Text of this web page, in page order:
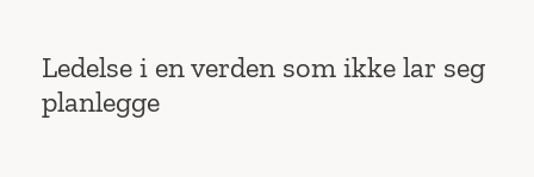
Ledelse i en verden som ikke lar seg
planlegge